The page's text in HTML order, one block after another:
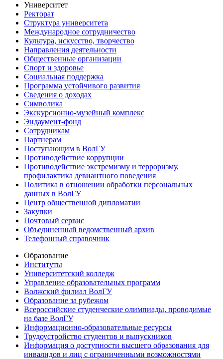
Университет
Ректорат
Структура университета
Международное сотрудничество
Культура, искусство, творчество
Направления деятельности
Общественные организации
Спорт и здоровье
Социальная поддержка
Программа устойчивого развития
Сведения о доходах
Символика
Экскурсионно-музейный комплекс
Эндаумент-фонд
Сотрудникам
Партнерам
Поступающим в ВолГУ
Противодействие коррупции
Противодействие экстремизму и терроризму,
профилактика девиантного поведения
Политика в отношении обработки персональных
данных в ВолГУ
Центр общественной дипломатии
Закупки
Почтовый сервис
Объединенный ведомственный архив
Телефонный справочник
Образование
Институты
Университетский колледж
Управление образовательных программ
Волжский филиал ВолГУ
Образование за рубежом
Всероссийские студенческие олимпиады, проводимые
на базе ВолГУ
Информационно-образовательные ресурсы
Трудоустройство студентов и выпускников
Информация о доступности высшего образования для
инвалидов и лиц с ограниченными возможностями